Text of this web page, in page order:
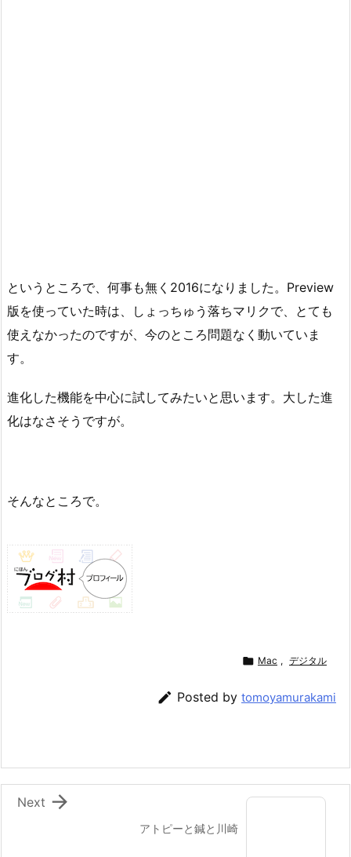
というところで、何事も無く2016になりました。Preview
版を使っていた時は、しょっちゅう落ちマリクで、とても
使えなかったのですが、今のところ問題なく動いていま
す。
進化した機能を中心に試してみたいと思います。大した進
化はなさそうですが。
そんなところで。
 Mac , デジタル
 Posted by tomoyamurakami
アトピーと鍼と川崎

Next